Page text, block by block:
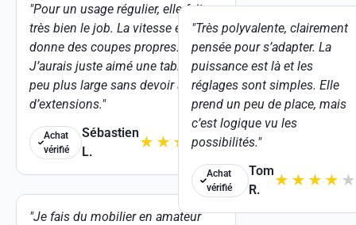
"Pour un usage régulier, elle fait
très bien le job. La vitesse élevée
donne des coupes propres.
J’aurais juste aimé une table un
peu plus large sans devoir ajouter
d’extensions."
Achat
vérifié
Sébastien
L.
★ ★ ★ ★★
"Je fais du mobilier en amateur
"Très polyvalente, clairement
pensée pour s’adapter. La
puissance est là et les
réglages sont simples. Elle
prend un peu de place, mais
c’est logique vu les
possibilités."
Achat
vérifié
Tom
R.
★ ★ ★ ★ ★